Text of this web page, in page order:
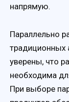
напрямую.
Параллельно
традиционных
уверены, что
необходима
При выборе